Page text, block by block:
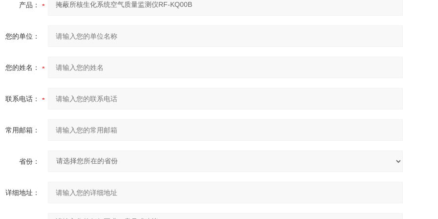
产品：
您的单位：
您的姓名：
联系电话：
常用邮箱：
省份：
详细地址：